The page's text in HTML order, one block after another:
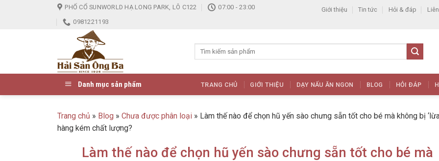
PHỐ CỔ SUNWORLD HẠ LONG PARK, LÔ C122
07:00 - 23:00
0981221193
Giới thiệu Tin tức Hỏi & đáp
Danh mục sản phẩm TRANG CHỦ GIỚI THIỆU DẠY NẤU ĂN NGON BLOG HỎI ĐÁP
Trang chủ » Blog » Chưa được phân loại » Làm thế nào để chọn hũ yến sào chưng sẵn tốt cho bé mà không bị
hàng kém chất lượng?
Làm thế nào để chọn hũ yến sào chưng sẵn tốt cho bé mà